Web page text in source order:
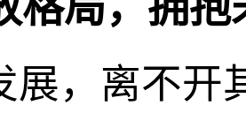
展，离不开